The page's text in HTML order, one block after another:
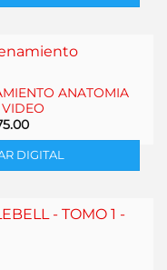
US$75.00.
ANATOMIA
El
actual
es:
US$75.00.
DIGITAL